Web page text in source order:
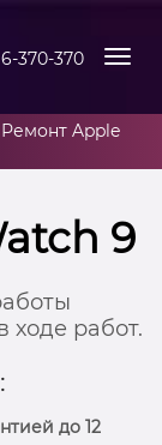
370-370
Ремонт Apple
9
ходе работ.
до 12